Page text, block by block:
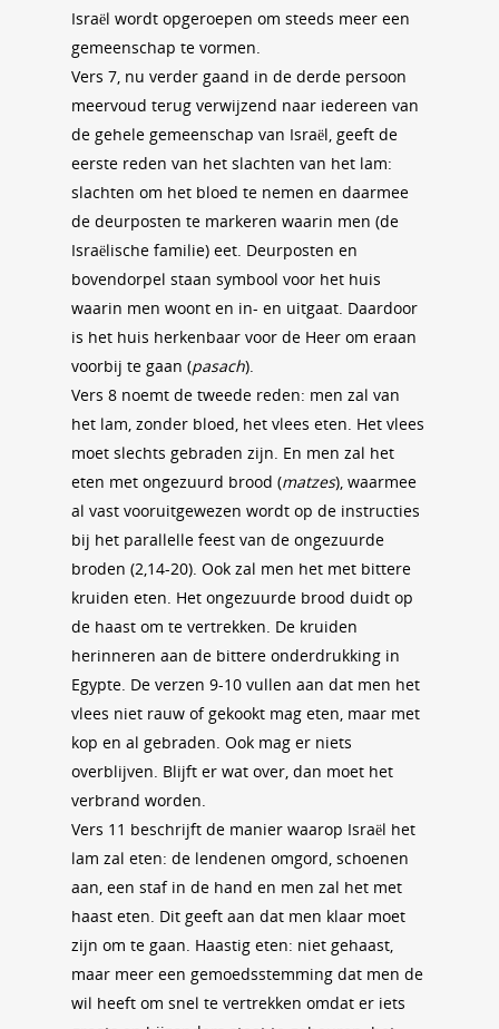
Israël wordt opgeroepen om steeds meer een
gemeenschap te vormen.
Vers 7, nu verder gaand in de derde persoon
meervoud terug verwijzend naar iedereen van
de gehele gemeenschap van Israël, geeft de
eerste reden van het slachten van het lam:
slachten om het bloed te nemen en daarmee
de deurposten te markeren waarin men (de
Israëlische familie) eet. Deurposten en
bovendorpel staan symbool voor het huis
waarin men woont en in- en uitgaat. Daardoor
is het huis herkenbaar voor de Heer om eraan
voorbij te gaan (pasach).
Vers 8 noemt de tweede reden: men zal van
het lam, zonder bloed, het vlees eten. Het vlees
moet slechts gebraden zijn. En men zal het
eten met ongezuurd brood (matzes), waarmee
al vast vooruitgewezen wordt op de instructies
bij het parallelle feest van de ongezuurde
broden (2,14-20). Ook zal men het met bittere
kruiden eten. Het ongezuurde brood duidt op
de haast om te vertrekken. De kruiden
herinneren aan de bittere onderdrukking in
Egypte. De verzen 9-10 vullen aan dat men het
vlees niet rauw of gekookt mag eten, maar met
kop en al gebraden. Ook mag er niets
overblijven. Blijft er wat over, dan moet het
verbrand worden.
Vers 11 beschrijft de manier waarop Israël het
lam zal eten: de lendenen omgord, schoenen
aan, een staf in de hand en men zal het met
haast eten. Dit geeft aan dat men klaar moet
zijn om te gaan. Haastig eten: niet gehaast,
maar meer een gemoedsstemming dat men de
wil heeft om snel te vertrekken omdat er iets